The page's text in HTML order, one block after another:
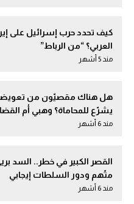
كيف تحدد حرب إسرائيل على
العربي؟ “من الرباط”
مند 5 أشهر
هل هناك مقصيّون من
يشرّع للمحاماة؟ وهبي أم
مند 6 أشهر
القصر الكبير في خطر.. السد
متّهم ودور السلطات إيجابي
مند 6 أشهر